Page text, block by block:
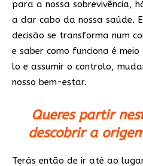
para a nossa sobrevivência,
a dar cabo da nossa saúde.
decisão se transforma num
e saber como funciona é
lo e assumir o controlo,
nosso bem-estar.
Queres partir
descobrir a
Terás então de ir até ao